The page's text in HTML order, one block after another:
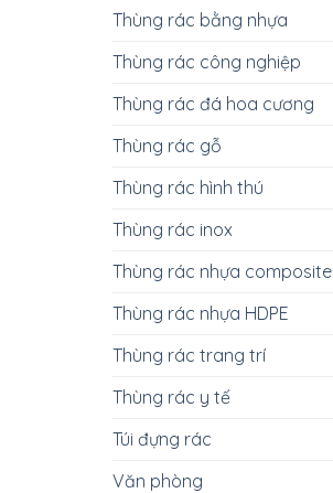
Thùng rác bằng nhựa
Thùng rác công nghiệp
Thùng rác đá hoa cương
Thùng rác gỗ
Thùng rác hình thú
Thùng rác inox
Thùng rác nhựa composite
Thùng rác nhựa HDPE
Thùng rác trang trí
Thùng rác y tế
Túi đựng rác
Văn phòng